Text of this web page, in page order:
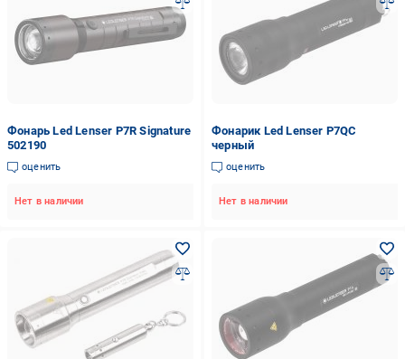
Фонарь Led Lenser P7R Signature
502190
оценить
Нет в наличии
Фонарик Led Lenser P7QC
черный
оценить
Нет в наличии